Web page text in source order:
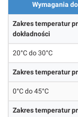
Wymagania
Zakres temperatur
dokładności
20°C do 30°C
Zakres temperatur
0°C do 45°C
Zakres temperatur